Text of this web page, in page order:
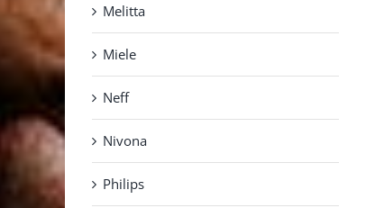
Melitta
Miele
Neff
Nivona
Philips